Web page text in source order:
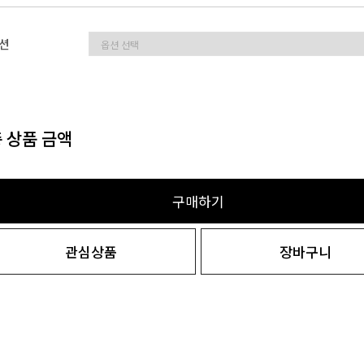
상품 금액
구매하기
관심상품 장바구니